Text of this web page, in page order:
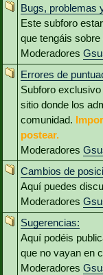
Bugs, problemas
Este subforo
que tengáis
Moderadores
Errores de
Subforo
sitio donde los
comunidad.
postear.
Moderadores
Cambios de
Aquí puedes
Moderadores
Sugerencias:
Aquí podéis
que no vayan en
Moderadores